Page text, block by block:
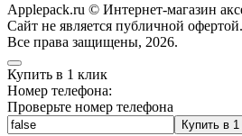
Applepack.ru © Интернет-магазин
Cайт не является публичной офертой.
Все права защищены, 2026.
Купить в 1 клик
Номер телефона:
Проверьте номер телефона
Купить в 1